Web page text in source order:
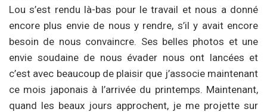
Lou s’est rendu là-bas pour le travail et nous a donné
encore plus envie de nous y rendre, s’il y avait encore
besoin de nous convaincre. Ses belles photos et une
envie soudaine de nous évader nous ont lancées et
c’est avec beaucoup de plaisir que j’associe maintenant
ce mois japonais à l’arrivée du printemps. Maintenant,
quand les beaux jours approchent, je me projette sur